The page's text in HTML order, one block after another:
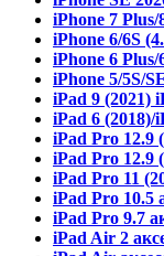
iPhone 7
iPhone 6/6S
iPhone 6 Plus/
iPhone 5/5S/
iPad 9 (2021)
iPad 6 (2018)/
iPad Pro 12.9
iPad Pro 12.9
iPad Pro 11
iPad Pro 10.5
iPad Pro 9.7
iPad Air 2